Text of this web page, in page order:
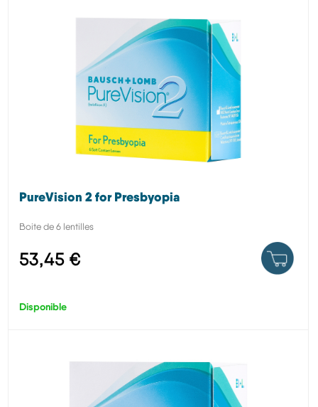
PureVision 2 for Presbyopia
Boite de 6 lentilles
53,45 €
Disponible